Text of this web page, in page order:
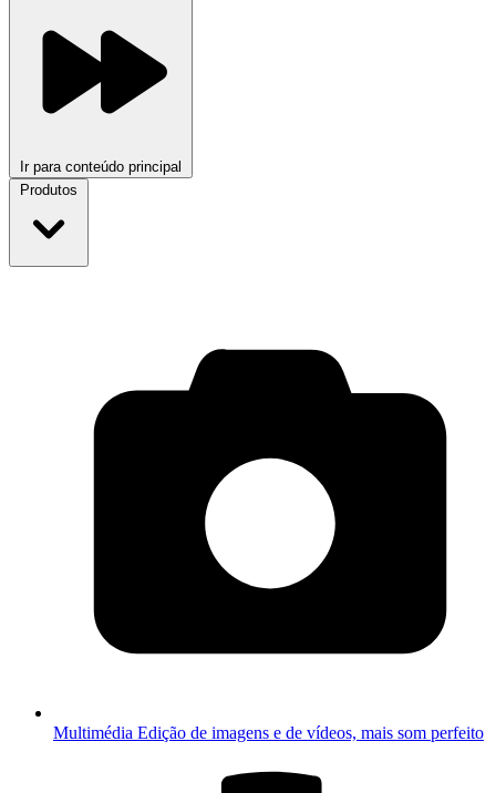
Ir para conteúdo principal
Produtos
Multimédia Edição de imagens e de vídeos, mais som perfeito